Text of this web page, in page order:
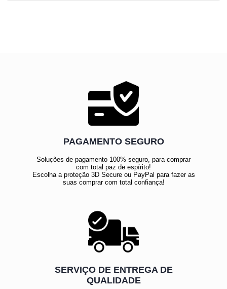
PAGAMENTO SEGURO
Soluções de pagamento 100% seguro, para comprar
com total paz de espírito!
Escolha a proteção 3D Secure ou PayPal para fazer as
suas comprar com total confiança!
SERVIÇO DE ENTREGA DE
QUALIDADE